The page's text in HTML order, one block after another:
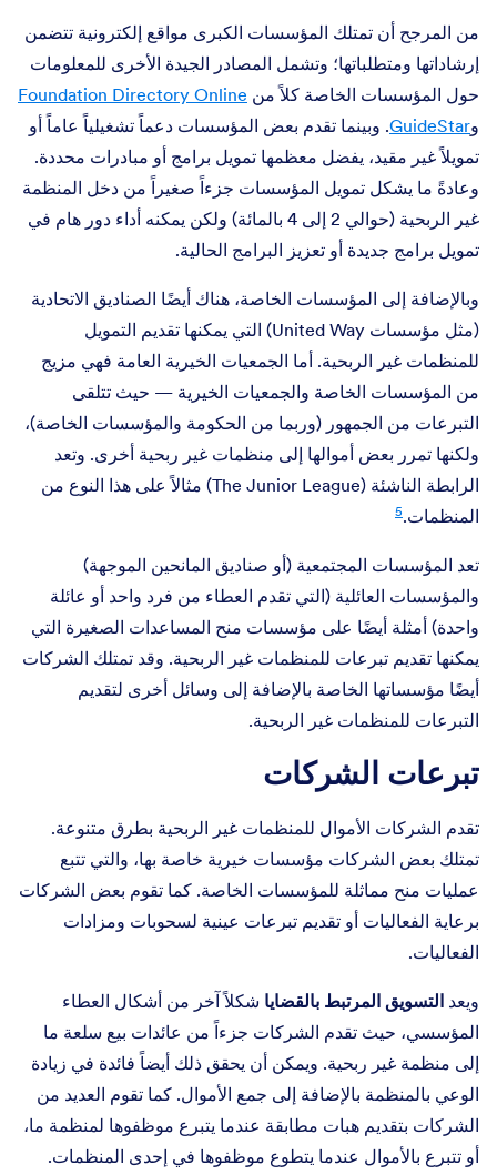
من المرجح أن تمتلك المؤسسات الكبرى مواقع إلكترونية تتضمن
إرشاداتها ومتطلباتها؛ وتشمل المصادر الجيدة الأخرى للمعلومات
حول المؤسسات الخاصة كلاً من Foundation Directory Online
وGuideStar. وبينما تقدم بعض المؤسسات دعماً تشغيلياً عاماً أو
تمويلاً غير مقيد، يفضل معظمها تمويل برامج أو مبادرات محددة.
وعادةً ما يشكل تمويل المؤسسات جزءاً صغيراً من دخل المنظمة
غير الربحية (حوالي 2 إلى 4 بالمائة) ولكن يمكنه أداء دور هام في
تمويل برامج جديدة أو تعزيز البرامج الحالية.
وبالإضافة إلى المؤسسات الخاصة، هناك أيضًا الصناديق الاتحادية
(مثل مؤسسات United Way) التي يمكنها تقديم التمويل
للمنظمات غير الربحية. أما الجمعيات الخيرية العامة فهي مزيج
من المؤسسات الخاصة والجمعيات الخيرية — حيث تتلقى
التبرعات من الجمهور (وربما من الحكومة والمؤسسات الخاصة)،
ولكنها تمرر بعض أموالها إلى منظمات غير ربحية أخرى. وتعد
الرابطة الناشئة (The Junior League) مثالاً على هذا النوع من
المنظمات.5
تعد المؤسسات المجتمعية (أو صناديق المانحين الموجهة)
والمؤسسات العائلية (التي تقدم العطاء من فرد واحد أو عائلة
واحدة) أمثلة أيضًا على مؤسسات منح المساعدات الصغيرة التي
يمكنها تقديم تبرعات للمنظمات غير الربحية. وقد تمتلك الشركات
أيضًا مؤسساتها الخاصة بالإضافة إلى وسائل أخرى لتقديم
التبرعات للمنظمات غير الربحية.
تبرعات الشركات
تقدم الشركات الأموال للمنظمات غير الربحية بطرق متنوعة.
تمتلك بعض الشركات مؤسسات خيرية خاصة بها، والتي تتبع
عمليات منح مماثلة للمؤسسات الخاصة. كما تقوم بعض الشركات
برعاية الفعاليات أو تقديم تبرعات عينية لسحوبات ومزادات
الفعاليات.
ويعد التسويق المرتبط بالقضايا شكلاً آخر من أشكال العطاء
المؤسسي، حيث تقدم الشركات جزءاً من عائدات بيع سلعة ما
إلى منظمة غير ربحية. ويمكن أن يحقق ذلك أيضاً فائدة في زيادة
الوعي بالمنظمة بالإضافة إلى جمع الأموال. كما تقوم العديد من
الشركات بتقديم هبات مطابقة عندما يتبرع موظفوها لمنظمة ما،
أو تتبرع بالأموال عندما يتطوع موظفوها في إحدى المنظمات.